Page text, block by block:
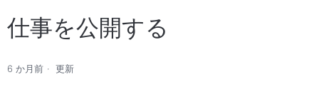
仕事を公開する
6 か月前 更新